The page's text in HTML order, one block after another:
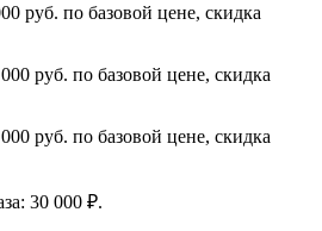
руб. по базовой цене, скидка
руб. по базовой цене, скидка
руб. по базовой цене, скидка
30 000 ₽.